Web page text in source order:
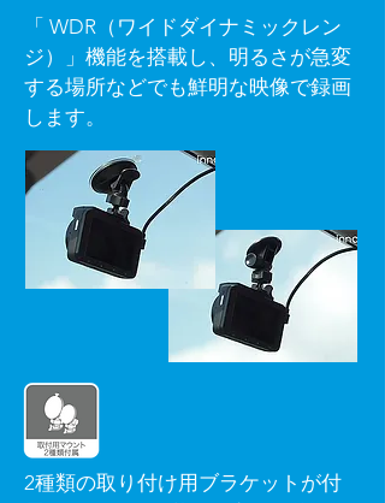
「 WDR（ワイドダイナミックレン
ジ）」機能を搭載し、明るさが急変
する場所などでも鮮明な映像で録画
します。
2種類の取り付け用ブラケットが付